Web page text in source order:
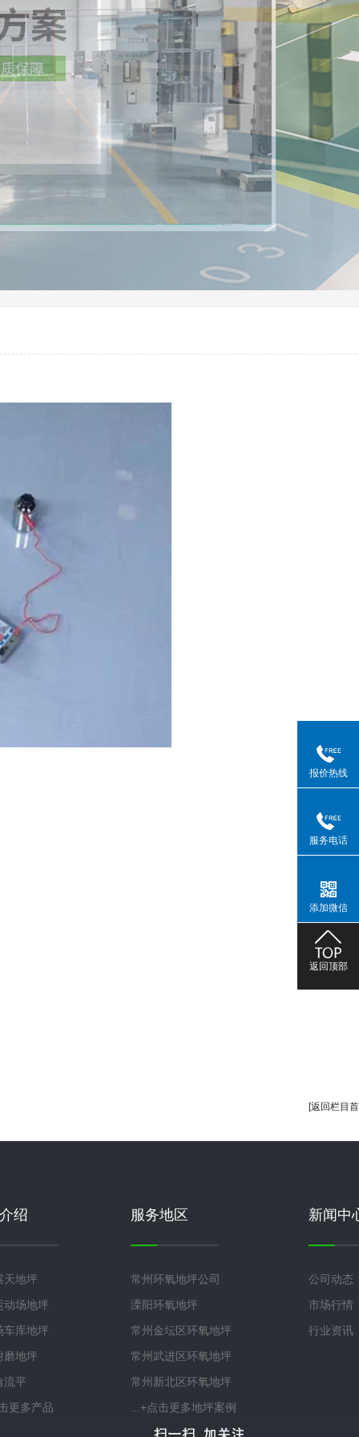
[返回栏目
绍
天地坪
动场地坪
车库地坪
磨地坪
流平
更多产品
服务地区
常州环氧地坪公司
溧阳环氧地坪
常州金坛区环氧地坪
常州武进区环氧地坪
常州新北区环氧地坪
...+点击更多地坪案例
新闻中
公司动态
市场行情
行业资讯
报价热线
服务电话
添加微信
返回顶部